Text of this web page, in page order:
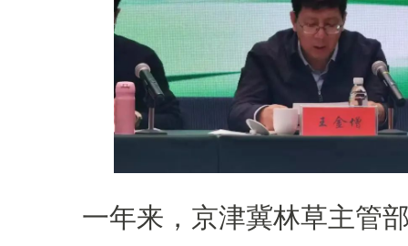
一年来，京津冀林草主管